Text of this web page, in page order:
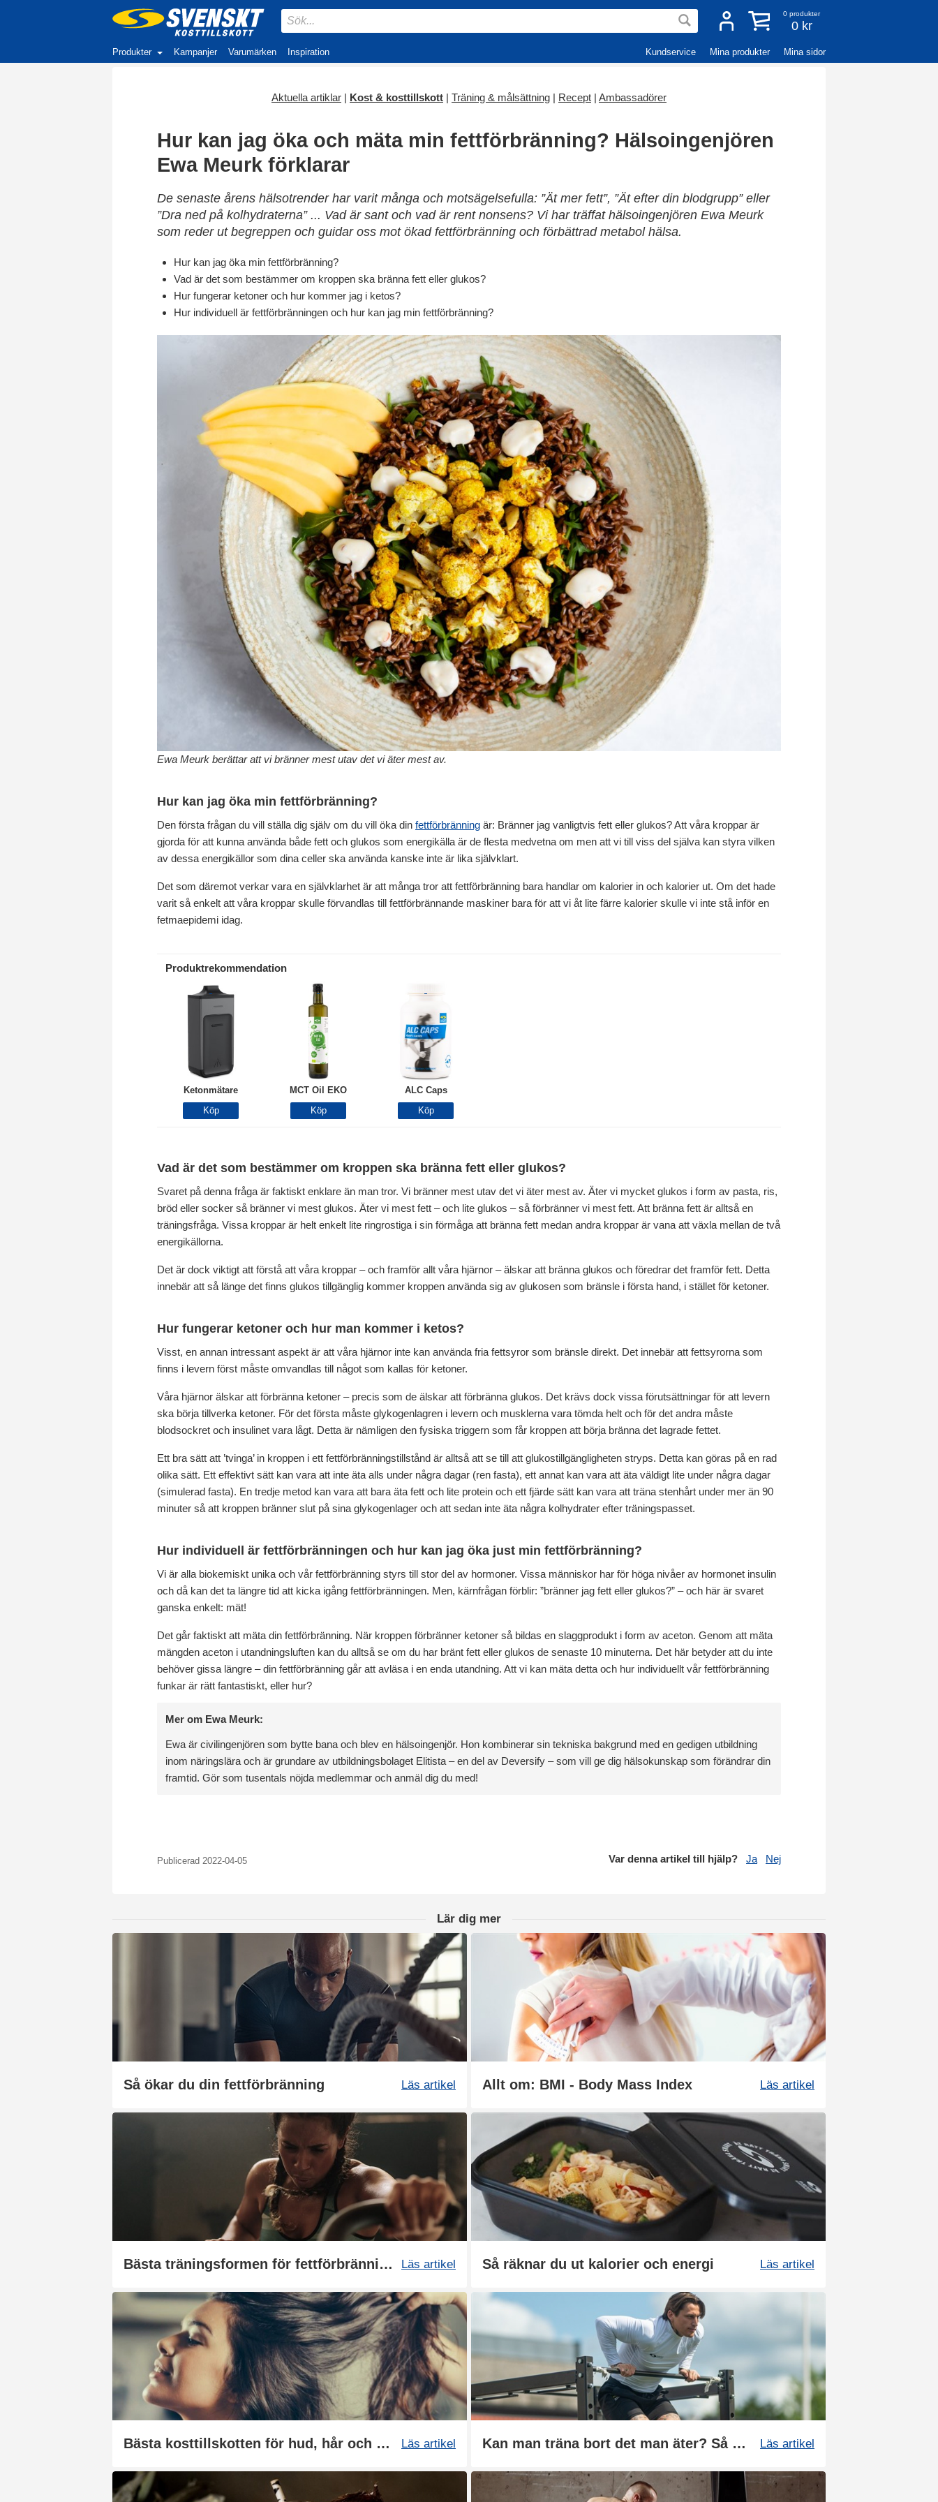
0 produkter
0 kr
Produkter Kampanjer Varumärken Inspiration Kundservice Mina produkter Mina sidor
Aktuella artiklar | Kost & kosttillskott | Träning & målsättning | Recept | Ambassadörer
Hur kan jag öka och mäta min fettförbränning? Hälsoingenjören
Ewa Meurk förklarar
De senaste årens hälsotrender har varit många och motsägelsefulla: ”Ät mer fett”, ”Ät efter din blodgrupp” eller
”Dra ned på kolhydraterna” ... Vad är sant och vad är rent nonsens? Vi har träffat hälsoingenjören Ewa Meurk
som reder ut begreppen och guidar oss mot ökad fettförbränning och förbättrad metabol hälsa.
Hur kan jag öka min fettförbränning?
Vad är det som bestämmer om kroppen ska bränna fett eller glukos?
Hur fungerar ketoner och hur kommer jag i ketos?
Hur individuell är fettförbränningen och hur kan jag min fettförbränning?
Ewa Meurk berättar att vi bränner mest utav det vi äter mest av.
Hur kan jag öka min fettförbränning?
Den första frågan du vill ställa dig själv om du vill öka din fettförbränning är: Bränner jag vanligtvis fett eller glukos? Att våra kroppar är
gjorda för att kunna använda både fett och glukos som energikälla är de flesta medvetna om men att vi till viss del själva kan styra vilken
av dessa energikällor som dina celler ska använda kanske inte är lika självklart.
Det som däremot verkar vara en självklarhet är att många tror att fettförbränning bara handlar om kalorier in och kalorier ut. Om det hade
varit så enkelt att våra kroppar skulle förvandlas till fettförbrännande maskiner bara för att vi åt lite färre kalorier skulle vi inte stå inför en
fetmaepidemi idag.
Produktrekommendation
Ketonmätare MCT Oil EKO ALC Caps
Vad är det som bestämmer om kroppen ska bränna fett eller glukos?
Svaret på denna fråga är faktiskt enklare än man tror. Vi bränner mest utav det vi äter mest av. Äter vi mycket glukos i form av pasta, ris,
bröd eller socker så bränner vi mest glukos. Äter vi mest fett – och lite glukos – så förbränner vi mest fett. Att bränna fett är alltså en
träningsfråga. Vissa kroppar är helt enkelt lite ringrostiga i sin förmåga att bränna fett medan andra kroppar är vana att växla mellan de två
energikällorna.
Det är dock viktigt att förstå att våra kroppar – och framför allt våra hjärnor – älskar att bränna glukos och föredrar det framför fett. Detta
innebär att så länge det finns glukos tillgänglig kommer kroppen använda sig av glukosen som bränsle i första hand, i stället för ketoner.
Hur fungerar ketoner och hur man kommer i ketos?
Visst, en annan intressant aspekt är att våra hjärnor inte kan använda fria fettsyror som bränsle direkt. Det innebär att fettsyrorna som
finns i levern först måste omvandlas till något som kallas för ketoner.
Våra hjärnor älskar att förbränna ketoner – precis som de älskar att förbränna glukos. Det krävs dock vissa förutsättningar för att levern
ska börja tillverka ketoner. För det första måste glykogenlagren i levern och musklerna vara tömda helt och för det andra måste
blodsockret och insulinet vara lågt. Detta är nämligen den fysiska triggern som får kroppen att börja bränna det lagrade fettet.
Ett bra sätt att ’tvinga’ in kroppen i ett fettförbränningstillstånd är alltså att se till att glukostillgängligheten stryps. Detta kan göras på en rad
olika sätt. Ett effektivt sätt kan vara att inte äta alls under några dagar (ren fasta), ett annat kan vara att äta väldigt lite under några dagar
(simulerad fasta). En tredje metod kan vara att bara äta fett och lite protein och ett fjärde sätt kan vara att träna stenhårt under mer än 90
minuter så att kroppen bränner slut på sina glykogenlager och att sedan inte äta några kolhydrater efter träningspasset.
Hur individuell är fettförbränningen och hur kan jag öka just min fettförbränning?
Vi är alla biokemiskt unika och vår fettförbränning styrs till stor del av hormoner. Vissa människor har för höga nivåer av hormonet insulin
och då kan det ta längre tid att kicka igång fettförbränningen. Men, kärnfrågan förblir: ”bränner jag fett eller glukos?” – och här är svaret
ganska enkelt: mät!
Det går faktiskt att mäta din fettförbränning. När kroppen förbränner ketoner så bildas en slaggprodukt i form av aceton. Genom att mäta
mängden aceton i utandningsluften kan du alltså se om du har bränt fett eller glukos de senaste 10 minuterna. Det här betyder att du inte
behöver gissa längre – din fettförbränning går att avläsa i en enda utandning. Att vi kan mäta detta och hur individuellt vår fettförbränning
funkar är rätt fantastiskt, eller hur?
Mer om Ewa Meurk:
Ewa är civilingenjören som bytte bana och blev en hälsoingenjör. Hon kombinerar sin tekniska bakgrund med en gedigen utbildning
inom näringslära och är grundare av utbildningsbolaget Elitista – en del av Deversify – som vill ge dig hälsokunskap som förändrar din
framtid. Gör som tusentals nöjda medlemmar och anmäl dig du med!
Publicerad 2022-04-05 Var denna artikel till hjälp? Ja Nej
Lär dig mer
Så ökar du din fettförbränning Läs artikel Allt om: BMI - Body Mass Index Läs artikel
Bästa träningsformen för fettförbränning Läs artikel Så räknar du ut kalorier och energi Läs artikel
Bästa kosttillskotten för hud, hår och naglar Läs artikel Kan man träna bort det man äter? Så här fungerar träning och viktnedgång Läs artikel